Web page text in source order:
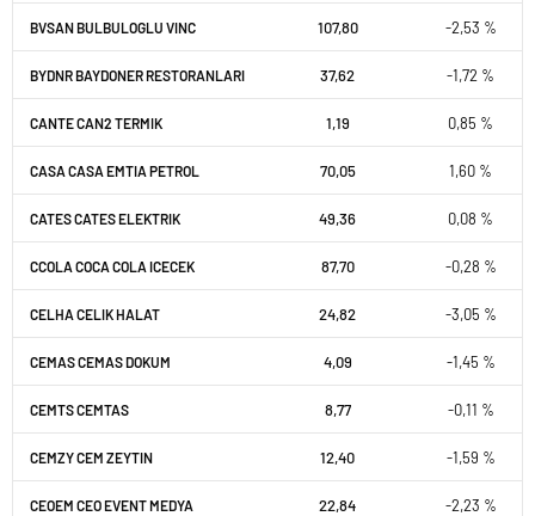
BVSAN BULBULOGLU VINC 107,80 -2,53 %
BYDNR BAYDONER RESTORANLARI 37,62 -1,72 %
CANTE CAN2 TERMIK 1,19 0,85 %
CASA CASA EMTIA PETROL 70,05 1,60 %
CATES CATES ELEKTRIK 49,36 0,08 %
CCOLA COCA COLA ICECEK 87,70 -0,28 %
CELHA CELIK HALAT 24,82 -3,05 %
CEMAS CEMAS DOKUM 4,09 -1,45 %
CEMTS CEMTAS 8,77 -0,11 %
CEMZY CEM ZEYTIN 12,40 -1,59 %
CEOEM CEO EVENT MEDYA 22,84 -2,23 %